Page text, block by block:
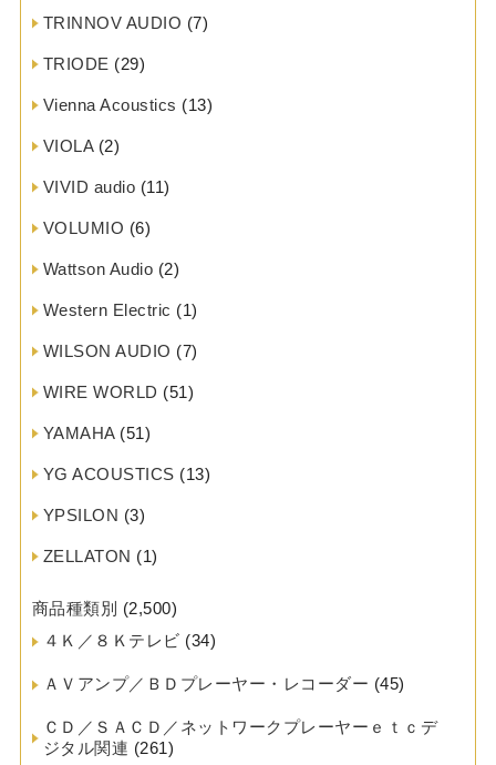
TRINNOV AUDIO (7)
TRIODE (29)
Vienna Acoustics (13)
VIOLA(2)
VIVID audio (11)
VOLUMIO (6)
Wattson Audio (2)
Western Electric (1)
WILSON AUDIO (7)
WIRE WORLD (51)
YAMAHA(51)
YG ACOUSTICS (13)
YPSILON (3)
ZELLATON (1)
商品種類別 (2,500)
４Ｋ／８Ｋテレビ (34)
ＡＶアンプ／ＢＤプレーヤー・レコーダー (45)
ＣＤ／ＳＡＣＤ／ネットワークプレーヤーｅｔｃデ
ジタル関連 (261)